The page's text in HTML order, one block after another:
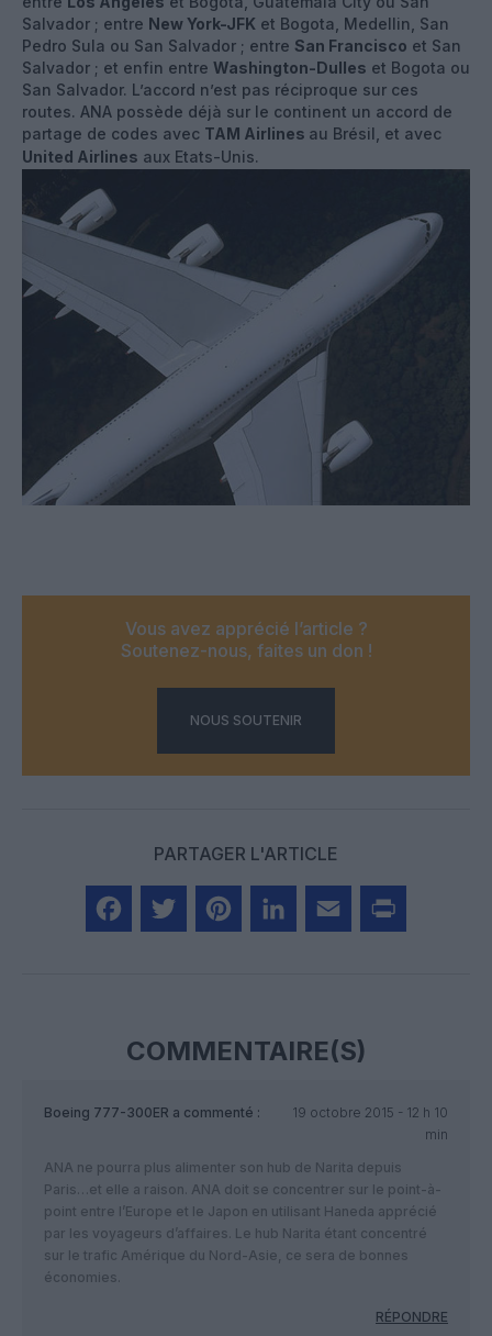
Salvador ; entre New York-JFK et Bogota, Medellin, San
Pedro Sula ou San Salvador ; entre San Francisco et San
Salvador ; et enfin entre Washington-Dulles et Bogota ou
San Salvador. L’accord n’est pas réciproque sur ces
routes. ANA possède déjà sur le continent un accord de
partage de codes avec TAM Airlines au Brésil, et avec
United Airlines aux Etats-Unis.
Vous avez apprécié l’article ?
Soutenez-nous, faites un don !
NOUS SOUTENIR
PARTAGER L'ARTICLE
COMMENTAIRE(S)
Boeing 777-300ER a commenté :
19 octobre 2015 - 12 h 10
min
ANA ne pourra plus alimenter son hub de Narita depuis
Paris…et elle a raison. ANA doit se concentrer sur le point-à-
point entre l’Europe et le Japon en utilisant Haneda apprécié
par les voyageurs d’affaires. Le hub Narita étant concentré
sur le trafic Amérique du Nord-Asie, ce sera de bonnes
économies.
RÉPONDRE